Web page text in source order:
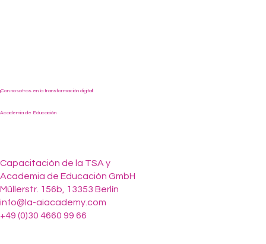
¡Con nosotros en la transformación digital!
Academia de Educación
Capacitación de la TSA y
Academia de Educación GmbH
Müllerstr. 156b, 13353 Berlín
info@la-aiacademy.com
+49 (0)30 4660 99 66